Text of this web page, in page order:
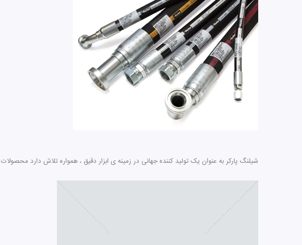
شیلنگ پارکر به عنوان یک تولید کننده جهانی در زمینه ی ابزار دقیق ، همواره تلاش دارد